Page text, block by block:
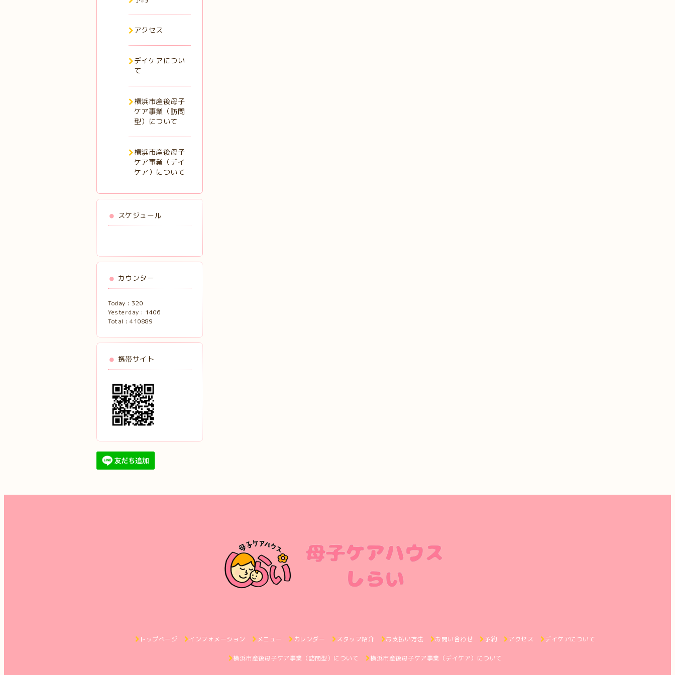
アクセス
デイケアについ
て
横浜市産後母子
ケア事業（訪問
型）について
横浜市産後母子
ケア事業（デイ
ケア）について
スケジュール
カウンター
Today : 320
Yesterday : 1406
Total : 410889
携帯サイト
トップページ インフォメーション メニュー カレンダー スタッフ紹介 お支払い方法 お問い合わせ 予約 アクセス デイケアについて
横浜市産後母子ケア事業（訪問型）について 横浜市産後母子ケア事業（デイケア）について